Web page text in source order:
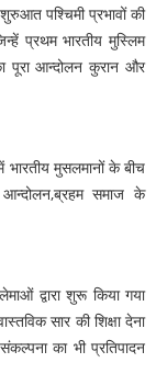
पश्चिमी प्रभावों की
प्रथम भारतीय मुस्लिम
पूरा आन्दोलन कुरान और
मुसलमानों के बीच
समाज के
द्वारा शुरू किया गया
सार की शिक्षा देना
का भी प्रतिपादन